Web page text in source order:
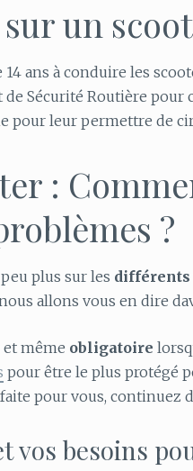
un
ans à conduire les
Sécurité Routière pour
pour leur permettre de
:
?
plus sur les différents
allons vous en dire
même obligatoire
pour être le plus protégé
pour vous, continuez
vos besoins